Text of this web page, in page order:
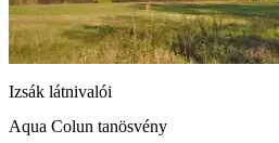
Izsák látnivalói
Aqua Colun tanösvény